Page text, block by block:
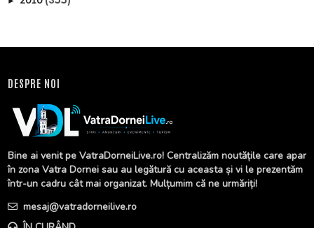
DESPRE NOI
Bine ai venit pe VatraDorneiLive.ro! Centralizăm noutățile care apar
în zona Vatra Dornei sau au legătură cu aceasta și vi le prezentăm
într-un cadru cât mai organizat. Mulțumim că ne urmăriți!
mesaj@vatradorneilive.ro